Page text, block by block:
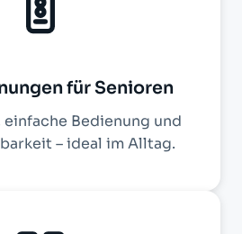
für Senioren
einfache Bedienung und
– ideal im Alltag.